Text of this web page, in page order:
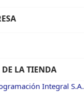
LA TIENDA
Integral S.A.